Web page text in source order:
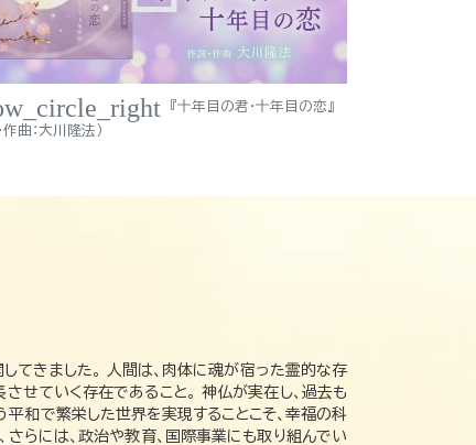
『十年目の君・十年目の恋』
作曲：大川隆法）
てきました。 人間は、肉体に魂が宿った霊的な存
せていく存在であること。 神仏が実在し、過去も
和で繁栄した世界を実現することこそ、幸福の科
らには、政治や教育、国際事業にも取り組んでい